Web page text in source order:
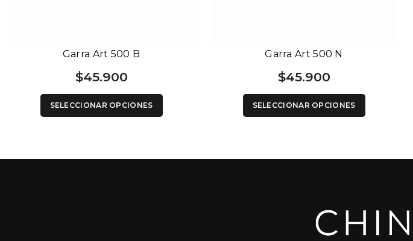
Garra Art 500 B
$45.900
SELECCIONAR OPCIONES
Garra Art 500 N
$45.900
SELECCIONAR OPCIONES